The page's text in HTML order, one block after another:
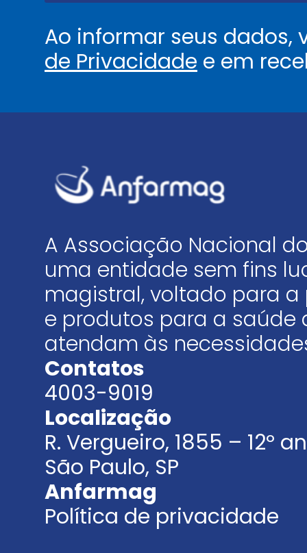
Ao informar seus
de Privacidade e em
A Associação Nacional
uma entidade sem fins
magistral, voltado para
e produtos para a saúde
atendam às
Contatos
4003-9019
Localização
R. Vergueiro, 1855 – 12º
São Paulo, SP
Anfarmag
Política de privacidade